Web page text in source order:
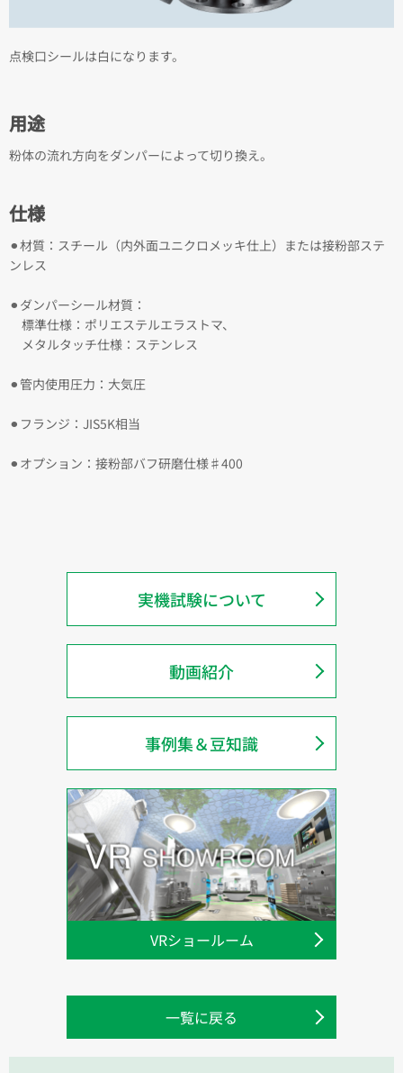
点検口シールは白になります。
用途
粉体の流れ方向をダンパーによって切り換え。
仕様
⚫︎材質：スチール（内外面ユニクロメッキ仕上）または接粉部ステ
ンレス
⚫︎ダンパーシール材質：
標準仕様：ポリエステルエラストマ、
メタルタッチ仕様：ステンレス
⚫︎管内使用圧力：大気圧
⚫︎フランジ：JIS5K相当
⚫︎オプション：接粉部バフ研磨仕様♯400
実機試験について
動画紹介
事例集＆豆知識
VRショールーム
一覧に戻る